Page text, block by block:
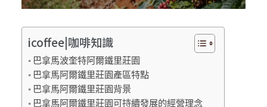
icoffee|咖啡知識
巴拿馬波奎特阿爾鐵里莊園
巴拿馬阿爾鐵里莊園產區特點
巴拿馬阿爾鐵里莊園背景
巴拿馬阿爾鐵里莊園可持續發展的經營理念